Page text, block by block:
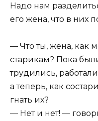
Надо нам
его жена, что в них
— Что ты, жена, как
старикам? Пока
трудились,
а теперь, как
гнать их?
— Нет и нет! —